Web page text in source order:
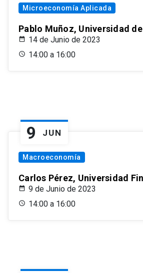
Microeconomía Aplicada
Pablo Muñoz, Universidad
14 de Junio de 2023
14:00 a 16:00
9 JUN
Macroeconomía
Carlos Pérez, Universidad
9 de Junio de 2023
14:00 a 16:00